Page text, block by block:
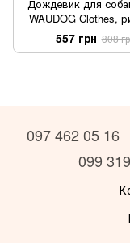
Дождевик для
WAUDOG Clothes,
«NASA21», S30
557 грн 808
097 462 05 16
099